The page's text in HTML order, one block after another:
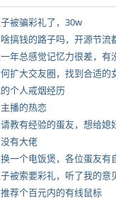
被骗彩礼了，30w
年总感觉记忆力很差，有
扩大交友圈，找到合适的
个人戒烟经历
播的热恋
有大佬
一个电饭煲，各位蛋友有
被索要彩礼，听了我的意
荐个百元内的有线鼠标